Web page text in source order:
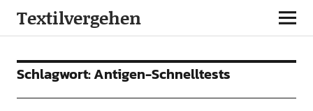
Textilvergehen
Schlagwort:Antigen-Schnelltests